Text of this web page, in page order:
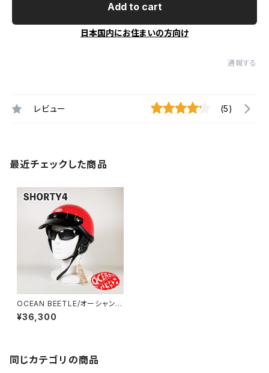
Add to cart
日本国内にお住まいの方向け
通報する
レビュー (5)
最近チェックした商品
OCEAN BEETLE/オーシャンビ
ートル/SHORTY4/ショーティ
4/レッド/ビートル/ヘルメット/ジ
¥36,300
同じカテゴリの商品